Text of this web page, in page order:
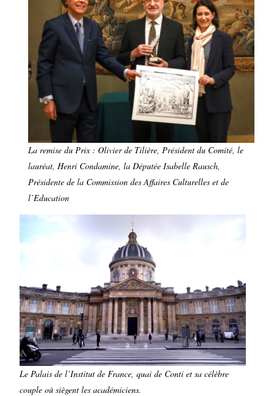
La remise du Prix : Olivier de Tilière, Président du Comité, le
lauréat, Henri Condamine, la Députée Isabelle Rausch,
Présidente de la Commission des Affaires Culturelles et de
l’Education
Le Palais de l’Institut de France, quai de Conti et sa célèbre
couple où siègent les académiciens.